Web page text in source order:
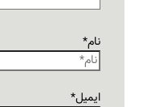
نام*
ایمیل*